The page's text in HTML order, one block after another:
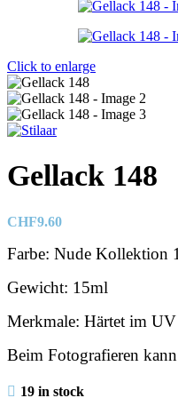
Click to enlarge
Gellack 148
CHF9.60
Farbe: Nude Kollektion
Gewicht: 15ml
Merkmale: Härtet im
Beim Fotografieren
19 in stock